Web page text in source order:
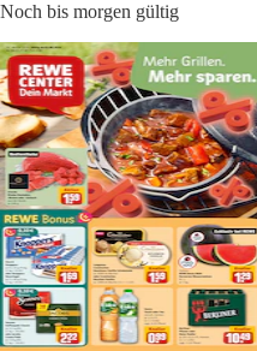
Noch bis morgen gültig